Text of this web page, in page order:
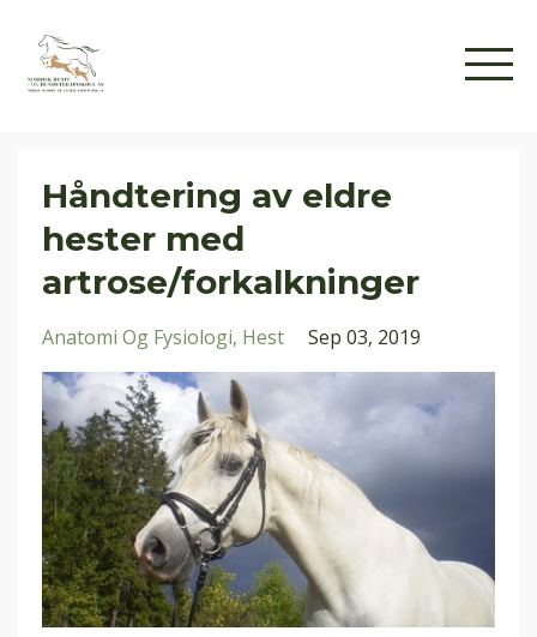
Håndtering av eldre
hester med
artrose/forkalkninger
Anatomi Og Fysiologi Hest Sep 03, 2019